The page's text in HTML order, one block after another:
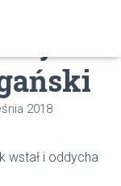
jak
2018
wstał i oddycha